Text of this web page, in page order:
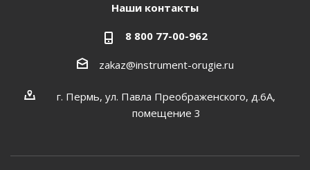
Наши контакты
8 800 77-00-962
zakaz@instrument-orugie.ru
г. Пермь, ул. Павла Преображенского, д.6А,
помещение 3